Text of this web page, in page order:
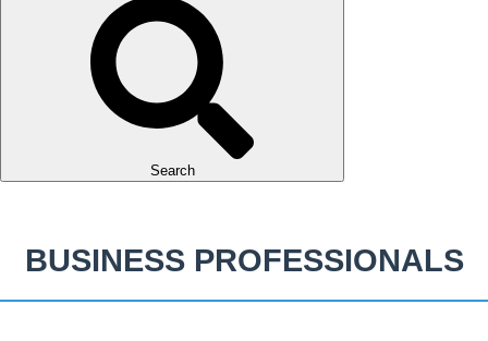
Search
BUSINESS PROFESSIONALS